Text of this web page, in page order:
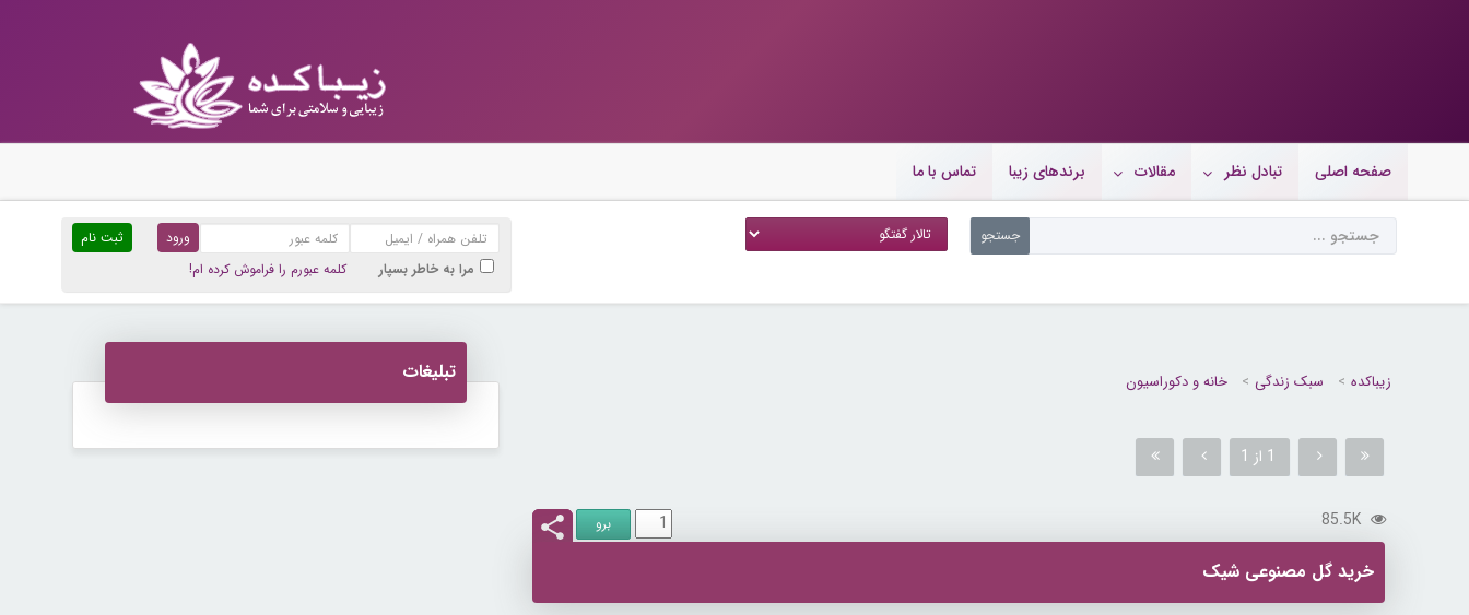
صفحه اصلی تبادل نظر مقالات برندهای زیبا تماس با ما
ثبت نام
مرا به خاطر بسپار
کلمه عبورم را فراموش کرده ام!
زیباکده سبک زندگی خانه و دکوراسیون
1 از 1
85.5K
خرید گل مصنوعی شیک
تبلیغات